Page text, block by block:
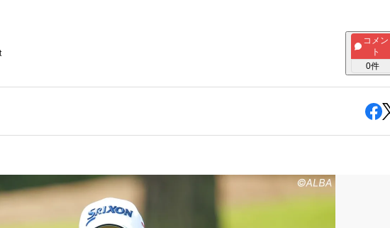
コメン
ト
0件